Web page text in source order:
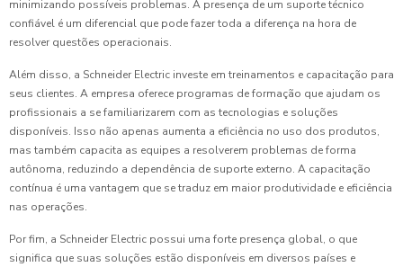
minimizando possíveis problemas. A presença de um suporte técnico
confiável é um diferencial que pode fazer toda a diferença na hora de
resolver questões operacionais.
Além disso, a Schneider Electric investe em treinamentos e capacitação para
seus clientes. A empresa oferece programas de formação que ajudam os
profissionais a se familiarizarem com as tecnologias e soluções
disponíveis. Isso não apenas aumenta a eficiência no uso dos produtos,
mas também capacita as equipes a resolverem problemas de forma
autônoma, reduzindo a dependência de suporte externo. A capacitação
contínua é uma vantagem que se traduz em maior produtividade e eficiência
nas operações.
Por fim, a Schneider Electric possui uma forte presença global, o que
significa que suas soluções estão disponíveis em diversos países e